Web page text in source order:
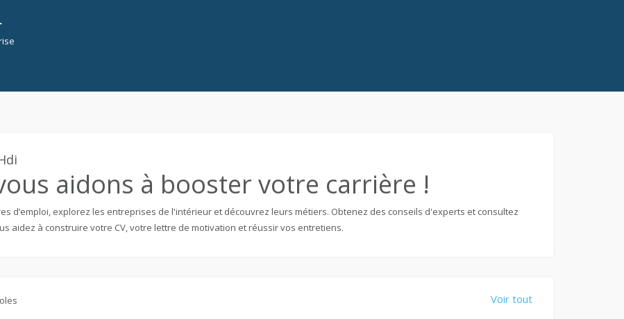
aidons à booster votre carrière !
d’emploi, explorez les entreprises de l'intérieur et découvrez leurs métiers. Obtenez des conseils d'experts et consultez
aidez à construire votre CV, votre lettre de motivation et réussir vos entretiens.
Voir tout